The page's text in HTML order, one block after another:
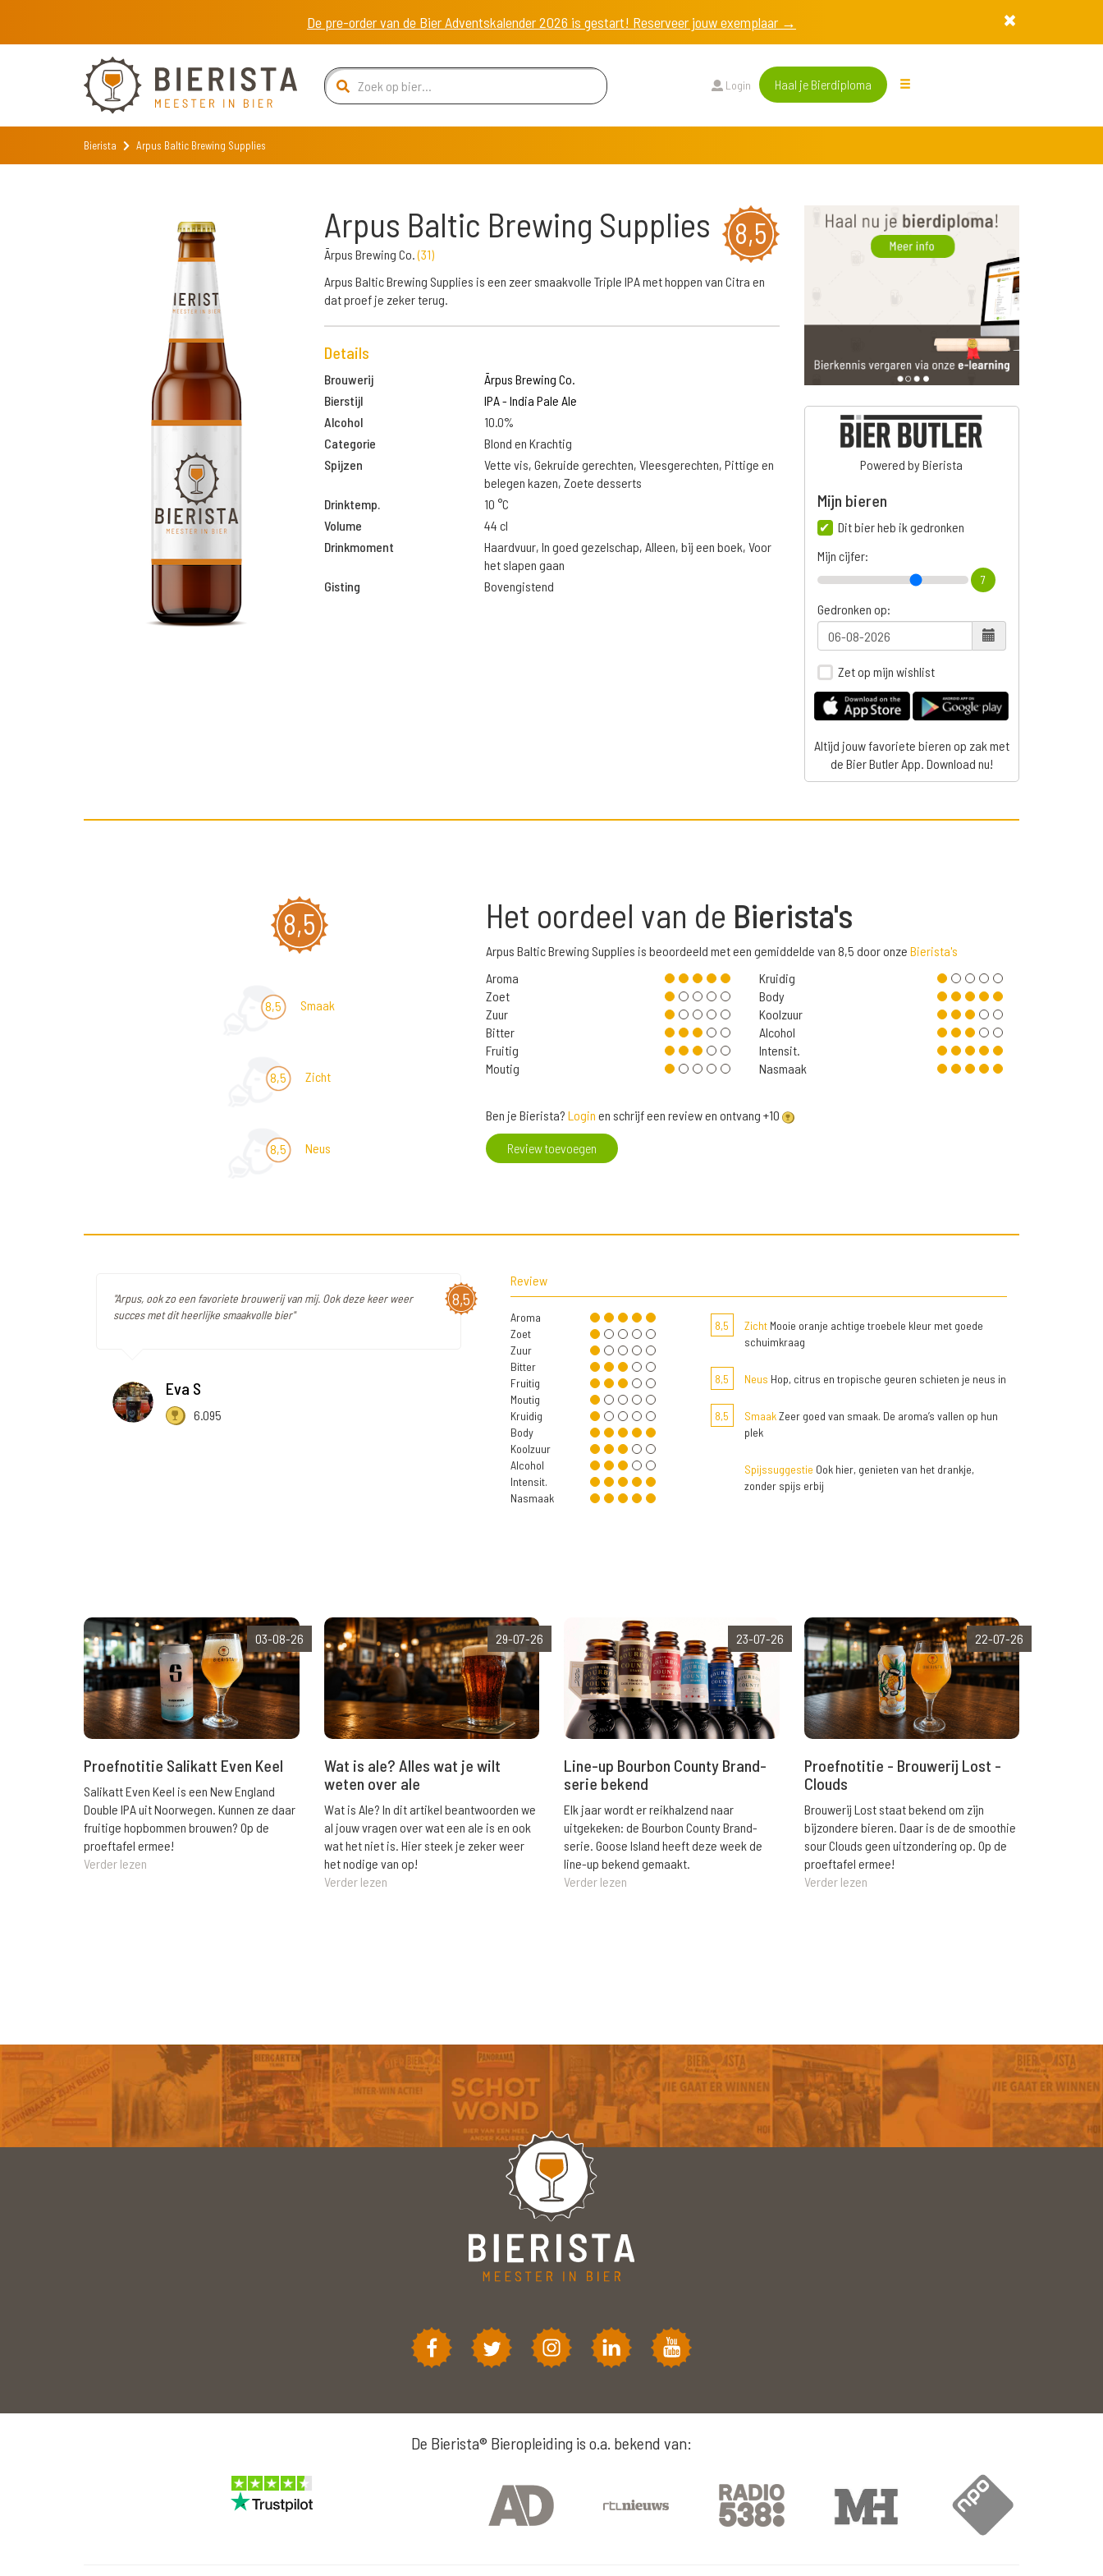
De pre-order van de Bier Adventskalender 2026 is gestart! Reserveer jouw exemplaar →
Login Haal je Bierdiploma
Bierista Arpus Baltic Brewing Supplies
8,5
Arpus Baltic Brewing Supplies
Ārpus Brewing Co.(31)
Arpus Baltic Brewing Supplies is een zeer smaakvolle Triple IPA met hoppen van Citra en
dat proef je zeker terug.
Details
Brouwerij
Ārpus Brewing Co.
Bierstijl
IPA - India Pale Ale
Alcohol
10.0%
Categorie
Blond en Krachtig
Spijzen
Vette vis, Gekruide gerechten, Vleesgerechten, Pittige en
belegen kazen, Zoete desserts
Drinktemp.
10 °C
Volume
44 cl
Drinkmoment
Haardvuur, In goed gezelschap, Alleen, bij een boek, Voor
het slapen gaan
Gisting
Bovengistend
Powered by Bierista
Mijn bieren
Dit bier heb ik gedronken
Mijn cijfer:
7
Gedronken op:
Zet op mijn wishlist
Altijd jouw favoriete bieren op zak met
de Bier Butler App. Download nu!
8,5
8,5 Smaak
8,5 Zicht
8,5 Neus
Het oordeel van de Bierista's
Arpus Baltic Brewing Supplies is beoordeeld met een gemiddelde van 8,5 door onze Bierista's
Aroma
Zoet
Zuur
Bitter
Fruitig
Moutig
Kruidig
Body
Koolzuur
Alcohol
Intensit.
Nasmaak
Ben je Bierista? Login en schrijf een review en ontvang +10
Review toevoegen
8,5
"Arpus, ook zo een favoriete brouwerij van mij. Ook deze keer weer
succes met dit heerlijke smaakvolle bier"
Eva S
6.095
Review
Aroma
Zoet
Zuur
Bitter
Fruitig
Moutig
Kruidig
Body
Koolzuur
Alcohol
Intensit.
Nasmaak
8,5 ZichtMooie oranje achtige troebele kleur met goede
schuimkraag
8,5 Neus Hop, citrus en tropische geuren schieten je neus in
8,5 SmaakZeer goed van smaak. De aroma’s vallen op hun
plek
Spijssuggestie Ook hier, genieten van het drankje,
zonder spijs erbij
03-08-26
Proefnotitie Salikatt Even Keel
Salikatt Even Keel is een New England
Double IPA uit Noorwegen. Kunnen ze daar
fruitige hopbommen brouwen? Op de
proeftafel ermee!
Verder lezen
29-07-26
Wat is ale? Alles wat je wilt
weten over ale
Wat is Ale? In dit artikel beantwoorden we
al jouw vragen over wat een ale is en ook
wat het niet is. Hier steek je zeker weer
het nodige van op!
Verder lezen
23-07-26
Line-up Bourbon County Brand-
serie bekend
Elk jaar wordt er reikhalzend naar
uitgekeken: de Bourbon County Brand-
serie. Goose Island heeft deze week de
line-up bekend gemaakt.
Verder lezen
22-07-26
Proefnotitie - Brouwerij Lost -
Clouds
Brouwerij Lost staat bekend om zijn
bijzondere bieren. Daar is de de smoothie
sour Clouds geen uitzondering op. Op de
proeftafel ermee!
Verder lezen
De Bierista® Bieropleiding is o.a. bekend van: